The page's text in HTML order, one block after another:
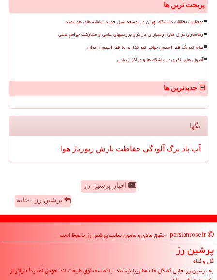
پربحث ترین ها
موفقیت محققان دانشگاه تهران درتوسعه نسل جدید سامانه های هوشمند
رهاسازی مرال های ارسباران در گرو بررسیهای علمی و مشارکت جوامع محلی
پیام تبریک فدراسیون جهانی تیراندازی به فدراسیون ایران
آمپول های لاغری در باشگاه ها و مراکز زیبایی
جدیدترین ها
تگها
آب باد برگ آلودگی حفاظت بارش رپورتاژ هوا
اخبار پرشین رز
پرشین رز : خانه
پرشین رز
گل و گیاه
به پرشین رز، جایی که گل ها فقط زیبا نیستند، بلکه سخنگوی طبیعت اند، خوش آمدید! فراتر از